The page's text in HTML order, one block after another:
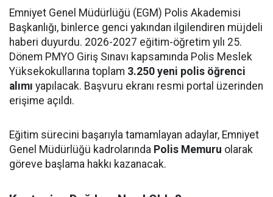
Emniyet Genel Müdürlüğü (EGM) Polis Akademisi
Başkanlığı, binlerce genci yakından ilgilendiren müjdeli
haberi duyurdu. 2026-2027 eğitim-öğretim yılı 25.
Dönem PMYO Giriş Sınavı kapsamında Polis Meslek
Yüksekokullarına toplam 3.250 yeni polis öğrenci
alımı yapılacak. Başvuru ekranı resmi portal üzerinden
erişime açıldı.
Eğitim sürecini başarıyla tamamlayan adaylar, Emniyet
Genel Müdürlüğü kadrolarında Polis Memuru olarak
göreve başlama hakkı kazanacak.